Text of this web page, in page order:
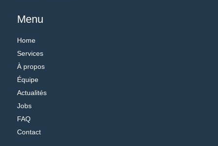
Menu
Home
Services
À propos
Équipe
Actualités
Jobs
FAQ
Contact